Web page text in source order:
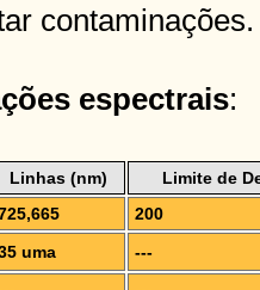
contaminações.
espectrais:
Linhas (nm)
Limite de
200
uma
---